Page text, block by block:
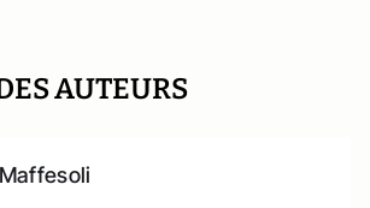
AUTEURS